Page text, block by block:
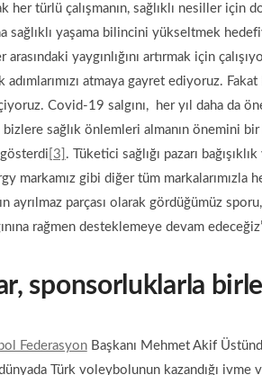
her türlü çalışmanın, sağlıklı nesiller için
sağlıklı yaşama bilincini yükseltmek
yaygınlığını artırmak için
adımlarımızı atmaya gayret ediyoruz.
Covid-19 salgını, her yıl daha da
sağlık önlemleri almanın önemini
gösterdi [3] . Tüketici sağlığı pazarı
markamız gibi diğer tüm markalarımızla
ayrılmaz parçası olarak gördüğümüz
rağmen desteklemeye devam
sponsorluklarla
FederasyonBaşkanı Mehmet Akif
dünyada Türk voleybolunun kazandığı